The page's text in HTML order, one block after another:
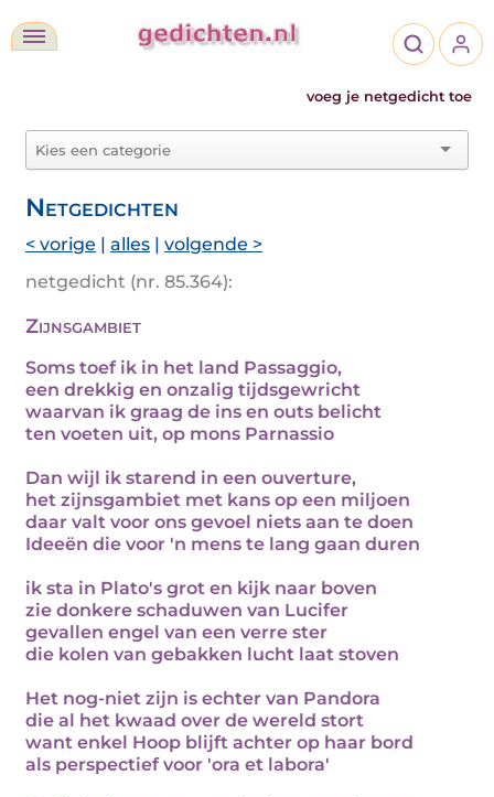
voeg je netgedicht toe
Netgedichten
< vorige | alles | volgende >
netgedicht (nr. 85.364):
Zijnsgambiet
Soms toef ik in het land Passaggio,
een drekkig en onzalig tijdsgewricht
waarvan ik graag de ins en outs belicht
ten voeten uit, op mons Parnassio
Dan wijl ik starend in een ouverture,
het zijnsgambiet met kans op een miljoen
daar valt voor ons gevoel niets aan te doen
Ideeën die voor 'n mens te lang gaan duren
ik sta in Plato's grot en kijk naar boven
zie donkere schaduwen van Lucifer
gevallen engel van een verre ster
die kolen van gebakken lucht laat stoven
Het nog-niet zijn is echter van Pandora
die al het kwaad over de wereld stort
want enkel Hoop blijft achter op haar bord
als perspectief voor 'ora et labora'